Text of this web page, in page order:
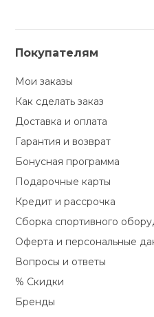
Покупателям
Мои заказы
Как сделать заказ
Доставка и оплата
Гарантия и возврат
Бонусная программа
Подарочные карты
Кредит и рассрочка
Сборка спортивного
Оферта и персональные
Вопросы и ответы
% Скидки
Бренды